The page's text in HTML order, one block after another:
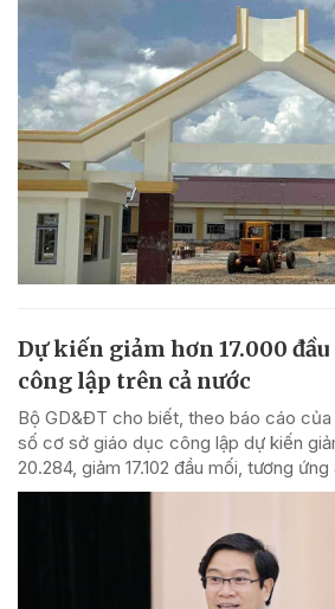
Dự kiến giảm hơn 17.000
công lập trên cả nước
Bộ GD&ĐT cho biết, theo báo cáo
số cơ sở giáo dục công lập dự kiến
20.284, giảm 17.102 đầu mối, tương